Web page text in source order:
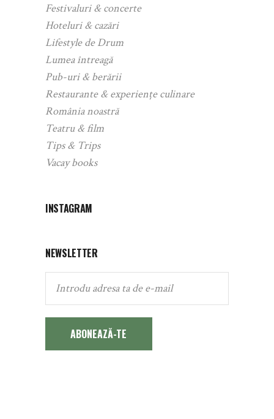
Festivaluri & concerte
Hoteluri & cazări
Lifestyle de Drum
Lumea întreagă
Pub-uri & berării
Restaurante & experiențe culinare
România noastră
Teatru & film
Tips & Trips
Vacay books
INSTAGRAM
NEWSLETTER
ABONEAZĂ-TE